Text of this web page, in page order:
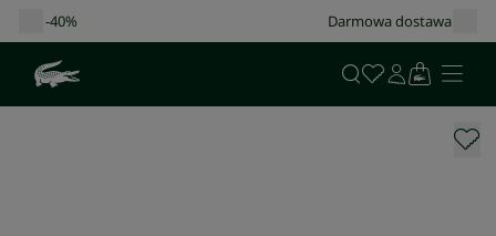
Darmowa dostawa od 400 zł!